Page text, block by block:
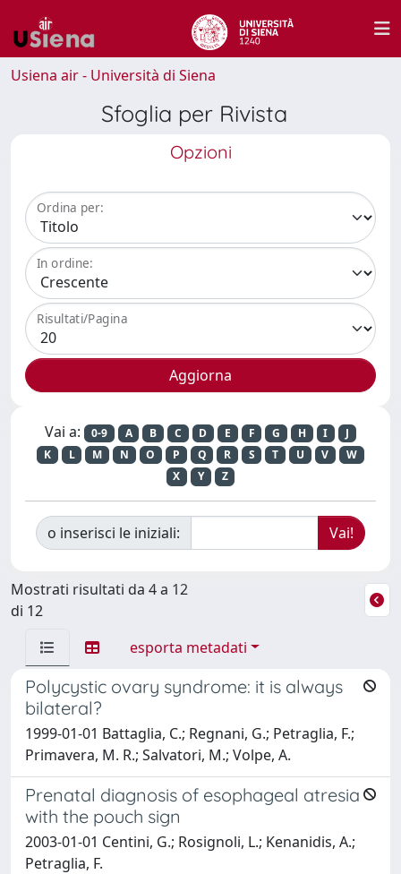
Usiena air - Università di Siena
Sfoglia per Rivista
Opzioni
Ordina per:
In ordine:
Risultati/Pagina
Vai a: 0-9 A B C D E F G H I
J
K
L M N O P Q R S T U V
W
X
Y Z
o inserisci le iniziali:
Mostrati risultati da 4 a 12
di 12
esporta metadati
Polycystic ovary syndrome: it is always
bilateral?
1999-01-01 Battaglia, C.; Regnani, G.; Petraglia, F.;
Primavera, M. R.; Salvatori, M.; Volpe, A.
Prenatal diagnosis of esophageal atresia
with the pouch sign
2003-01-01 Centini, G.; Rosignoli, L.; Kenanidis, A.;
Petraglia, F.